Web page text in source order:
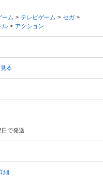
ーム テレビゲーム
セガ
ル アクション
る
で発送
細